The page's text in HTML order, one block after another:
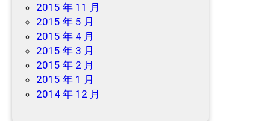
2015 年 11 月
2015 年 5 月
2015 年 4 月
2015 年 3 月
2015 年 2 月
2015 年 1 月
2014 年 12 月